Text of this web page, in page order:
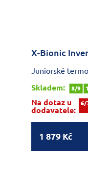
X-Bionic
Juniorské
Skladem:
8/9
Na dotaz u
dodavatele:
6/
1 879 Kč